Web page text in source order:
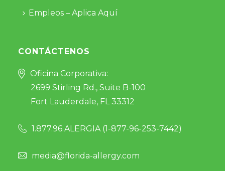
Empleos – Aplica Aquí
CONTÁCTENOS
Oficina Corporativa:
2699 Stirling Rd., Suite B-100
Fort Lauderdale, FL 33312
1.877.96.ALERGIA (1-877-96-253-7442)
media@florida-allergy.com